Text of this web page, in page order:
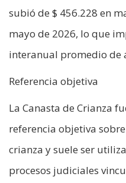
subió de $ 456.228 en
mayo de 2026, lo que
interanual promedio de
Referencia objetiva
La Canasta de Crianza
referencia objetiva
crianza y suele ser
procesos judiciales